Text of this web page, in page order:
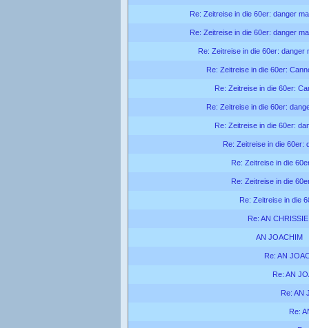
Re: Zeitreise in die 60er: danger
Re: Zeitreise in die 60er: danger
Re: Zeitreise in die 60er: danger
Re: Zeitreise in die 60er:
Re: Zeitreise in die 60er:
Re: Zeitreise in die 60er:
Re: Zeitreise in die 60er:
Re: Zeitreise in die 60er:
Re: Zeitreise in die
Re: Zeitreise in die
Re: Zeitreise in die
Re: AN CHRISSIE
AN JOACHIM
Re: AN
Re: AN
Re: AN
Re: